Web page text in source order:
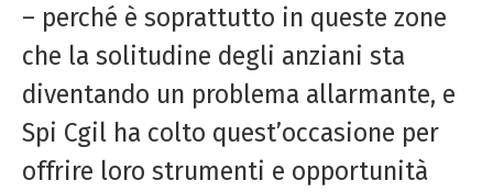
– perché è soprattutto in queste zone
che la solitudine degli anziani sta
diventando un problema allarmante, e
Spi Cgil ha colto quest’occasione per
offrire loro strumenti e opportunità